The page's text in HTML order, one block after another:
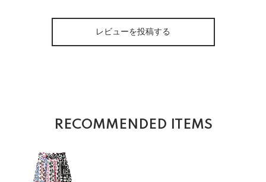
レビューを投稿する
RECOMMENDED ITEMS